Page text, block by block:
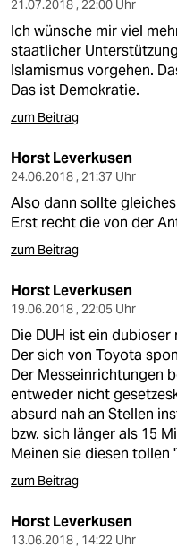
21.07.2018 , 22:00 Uhr
Ich wünsche mir viel
staatlicher
Islamismus vorgehen.
Das ist Demokratie.
zum Beitrag
Horst Leverkusen
24.06.2018 , 21:37 Uhr
Also dann sollte
Erst recht die von der
zum Beitrag
Horst Leverkusen
19.06.2018 , 22:05 Uhr
Die DUH ist ein
Der sich von Toyota
Der Messeinrichtungen
entweder nicht
absurd nah an Stellen
bzw. sich länger als 15
Meinen sie diesen tollen
zum Beitrag
Horst Leverkusen
13.06.2018 , 14:22 Uhr